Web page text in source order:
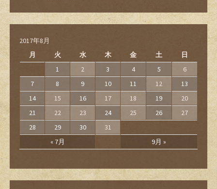
2017年8月
月
火 水 木 金 土 日
« 7月 9月 »
1 2 3 4 5
6
7
8 9 10 11 12
13
14
15 16 17 18 19
20
21
22 23 24 25 26
27
28
29 30 31